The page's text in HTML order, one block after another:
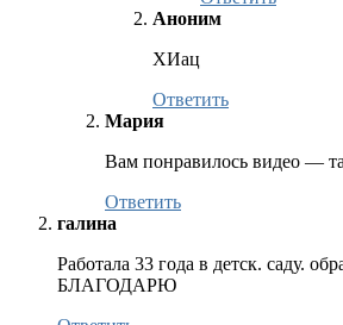
Аноним
ХИац
Ответить
Мария
Вам понравилось видео —
Ответить
галина
Работала 33 года в детск. саду.
БЛАГОДАРЮ